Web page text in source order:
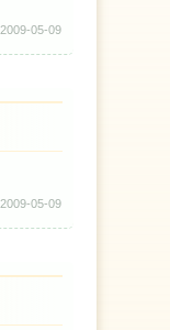
2009-05-09
2009-05-09